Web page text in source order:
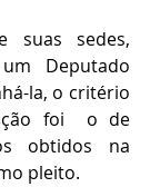
suas sedes,
Deputado
la, o critério
foi  o de
obtidos na
pleito.